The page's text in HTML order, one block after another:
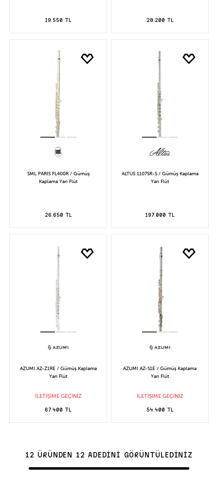
19.550 TL 28.200 TL
SML PARIS FL400R / Gümüş
Kaplama Yan Flüt
26.650 TL
ALTUS 1107SR-S / Gümüş Kaplama
Yan Flüt
197.000 TL
AZUMI AZ-Z1RE / Gümüş Kaplama
Yan Flüt
İLETİŞİME GEÇİNİZ
67.400 TL
AZUMI AZ-S1E / Gümüş Kaplama
Yan Flüt
İLETİŞİME GEÇİNİZ
54.400 TL
12 ÜRÜNDEN 12 ADEDİNİ GÖRÜNTÜLEDİNİZ